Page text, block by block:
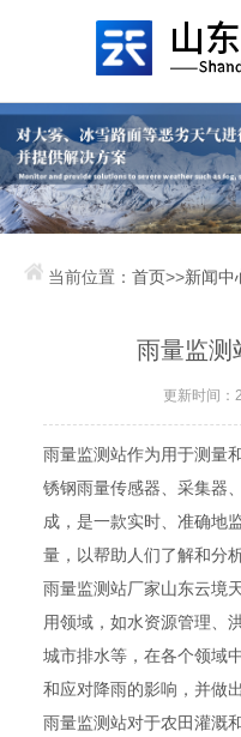
当前位置：首页>>新闻中
雨量监测
更新时间：
雨量监测站作为用于测量
锈钢雨量传感器、采集器
成，是一款实时、准确地
量，以帮助人们了解和分
雨量监测站厂家山东云境
用领域，如水资源管理、
城市排水等，在各个领域
和应对降雨的影响，并做
雨量监测站对于农田灌溉